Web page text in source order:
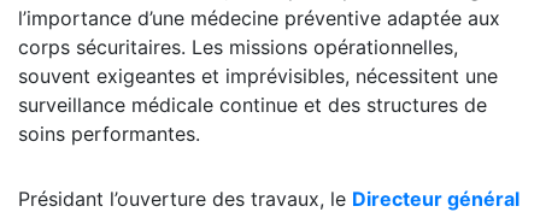
l’importance d’une médecine préventive adaptée aux
corps sécuritaires. Les missions opérationnelles,
souvent exigeantes et imprévisibles, nécessitent une
surveillance médicale continue et des structures de
soins performantes.
Présidant l’ouverture des travaux, le Directeur général